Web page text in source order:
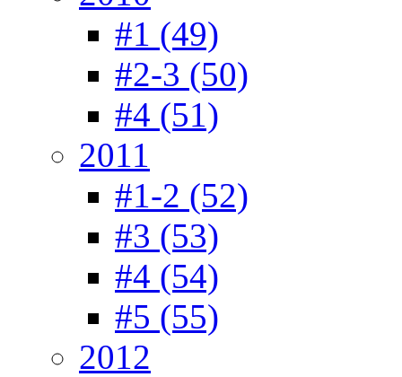
#1 (49)
#2-3 (50)
#4 (51)
2011
#1-2 (52)
#3 (53)
#4 (54)
#5 (55)
2012